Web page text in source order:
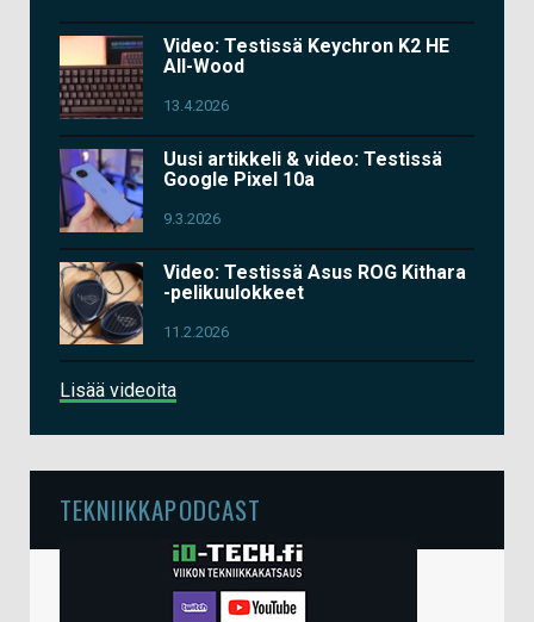
Video: Testissä Keychron K2 HE
All-Wood
13.4.2026
Uusi artikkeli & video: Testissä
Google Pixel 10a
9.3.2026
Video: Testissä Asus ROG Kithara
-pelikuulokkeet
11.2.2026
Lisää videoita
TEKNIIKKAPODCAST